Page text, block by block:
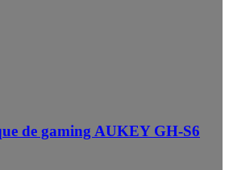
de gaming AUKEY GH-S6